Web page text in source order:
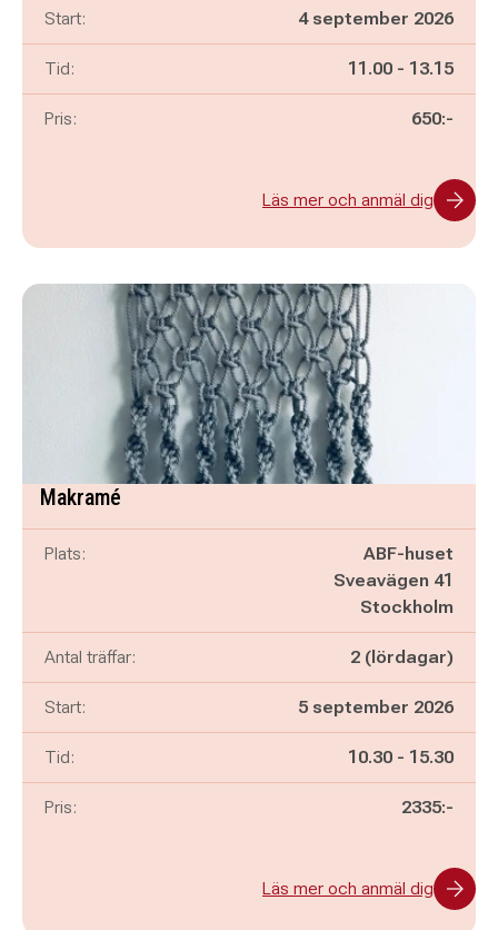
Start: 4 september 2026
Tid: Pågår mellan
11.00 - och
13.15
Pris: 650:-
Läs mer och anmäl dig
Makramé
Plats:
ABF-huset
Sveavägen 41
Stockholm
Antal träffar: 2 (lördagar)
Start: 5 september 2026
Tid: Pågår mellan
10.30 - och
15.30
Pris: 2335:-
Läs mer och anmäl dig